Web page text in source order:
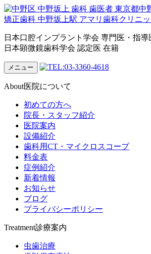
日本口腔インプラント学会 専門医・指導
日本顕微鏡歯科学会 認定医 在籍
メニュー
About医院について
初めての方へ
院長・スタッフ紹介
医院案内
設備紹介
歯科用CT・マイクロスコープ
料金表
症例紹介
新着情報
お知らせ
ブログ
プライバシーポリシー
Treatment診療案内
虫歯治療